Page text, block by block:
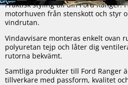
Praktisk styling till din Ford Ranger.
motorhuven från stenskott och styr
vindrutan.
Vindavvisare monteras enkelt ovan
polyuretan tejp och låter dig
rutorna bekvämt.
Samtliga produkter till Ford Ranger
tillverkare med passform, kvalitet